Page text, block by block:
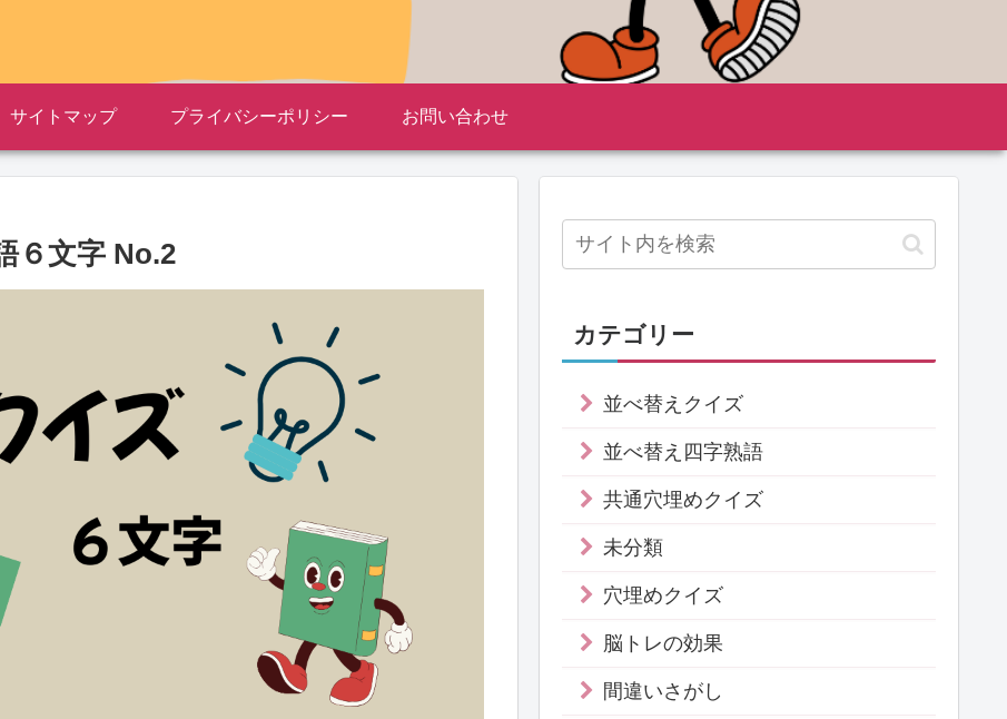
サイトマップ プライバシーポリシー お問い合わせ
６文字 No.2
カテゴリー
並べ替えクイズ
並べ替え四字熟語
共通穴埋めクイズ
未分類
穴埋めクイズ
脳トレの効果
間違いさがし